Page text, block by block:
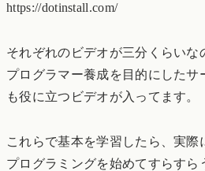
https://dotinstall.com/
それぞれのビデオが三分くらいな
プログラマー養成を目的にした
も役に立つビデオが入ってます。
これらで基本を学習したら、実際
プログラミングを始めてすらすら